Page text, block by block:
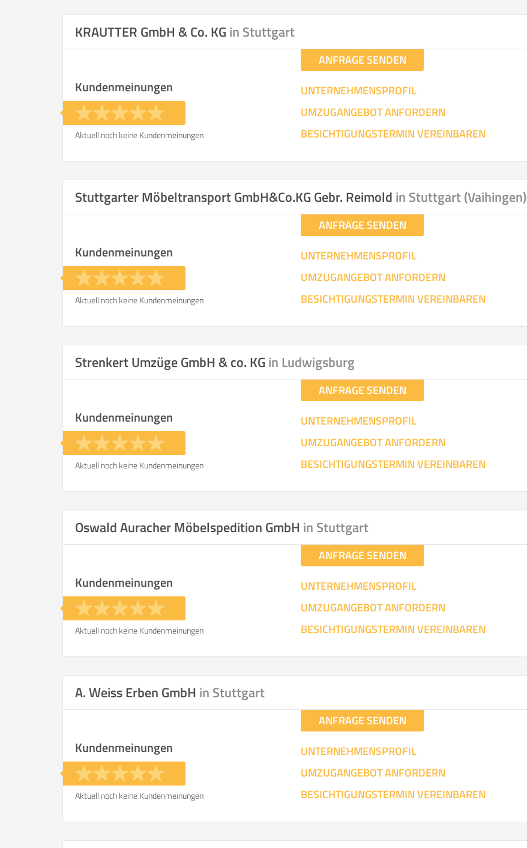
KRAUTTER GmbH & Co. KGin Stuttgart
ANFRAGE SENDEN
UNTERNEHMENSPROFIL
UMZUGANGEBOT ANFORDERN
BESICHTIGUNGSTERMIN VEREINBAREN
Kundenmeinungen
Aktuell noch keine Kundenmeinungen
Stuttgarter Möbeltransport GmbH&Co.KG Gebr. Reimold in Stuttgart (Vaihingen)
ANFRAGE SENDEN
UNTERNEHMENSPROFIL
UMZUGANGEBOT ANFORDERN
BESICHTIGUNGSTERMIN VEREINBAREN
Kundenmeinungen
Aktuell noch keine Kundenmeinungen
Strenkert Umzüge GmbH & co. KGin Ludwigsburg
ANFRAGE SENDEN
UNTERNEHMENSPROFIL
UMZUGANGEBOT ANFORDERN
BESICHTIGUNGSTERMIN VEREINBAREN
Kundenmeinungen
Aktuell noch keine Kundenmeinungen
Oswald Auracher Möbelspedition GmbH in Stuttgart
ANFRAGE SENDEN
UNTERNEHMENSPROFIL
UMZUGANGEBOT ANFORDERN
BESICHTIGUNGSTERMIN VEREINBAREN
Kundenmeinungen
Aktuell noch keine Kundenmeinungen
A. Weiss Erben GmbH in Stuttgart
ANFRAGE SENDEN
UNTERNEHMENSPROFIL
UMZUGANGEBOT ANFORDERN
BESICHTIGUNGSTERMIN VEREINBAREN
Kundenmeinungen
Aktuell noch keine Kundenmeinungen